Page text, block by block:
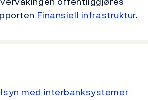
Finansiell infrastruktur.
med interbanksystemer